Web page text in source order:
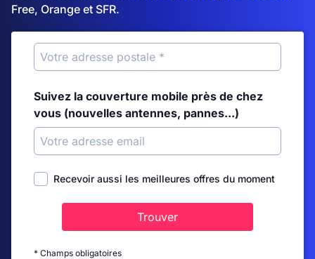
Free, Orange et SFR.
Suivez la couverture mobile près de chez
vous (nouvelles antennes, pannes...)
Recevoir aussi les meilleures offres du moment
Trouver
* Champs obligatoires